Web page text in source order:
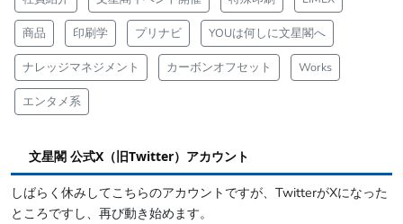
商品 印刷学 プリナビ YOUは何しに文星閣へ
ナレッジマネジメント カーボンオフセット Works
エンタメ系
文星閣 公式X（旧Twitter）アカウント
しばらく休みしてこちらのアカウントですが、TwitterがXになった
ところですし、再び動き始めます。